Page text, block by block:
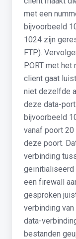
met een
bijvoorbeeld
1024 zijn
FTP).
PORT met het
client gaat
niet dezelfde
deze data-port
bijvoorbeeld
vanaf poort
deze poort.
verbinding
geïnitialiseerd
een firewall
gesproken
verbinding
data-
bestanden